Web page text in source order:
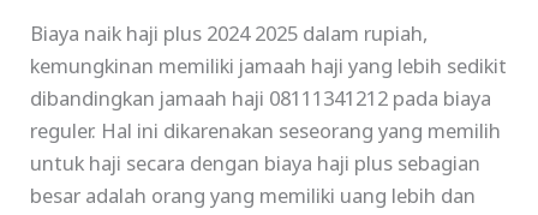
Biaya naik haji plus 2024 2025 dalam rupiah,
kemungkinan memiliki jamaah haji yang lebih sedikit
dibandingkan jamaah haji 08111341212 pada biaya
reguler. Hal ini dikarenakan seseorang yang memilih
untuk haji secara dengan biaya haji plus sebagian
besar adalah orang yang memiliki uang lebih dan